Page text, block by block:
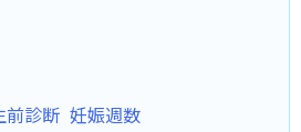
前診断 妊娠週数